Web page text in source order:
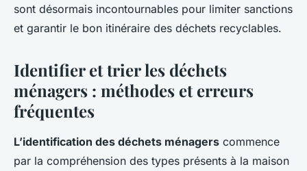
sont désormais incontournables pour limiter sanctions
et garantir le bon itinéraire des déchets recyclables.
Identifier et trier les déchets
ménagers : méthodes et erreurs
fréquentes
L’identification des déchets ménagers commence
par la compréhension des types présents à la maison